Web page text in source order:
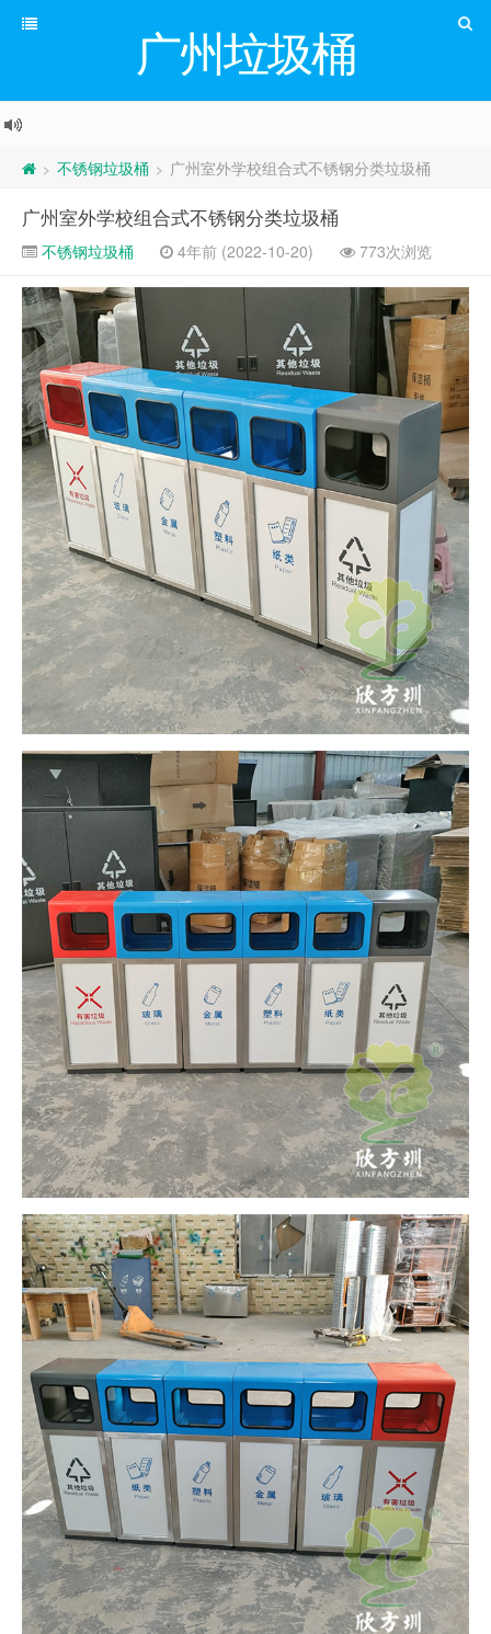
广州垃圾桶
> 不锈钢垃圾桶 > 广州室外学校组合式不锈钢分类垃圾桶
广州室外学校组合式不锈钢分类垃圾桶
不锈钢垃圾桶 4年前 (2022-10-20) 773次浏览